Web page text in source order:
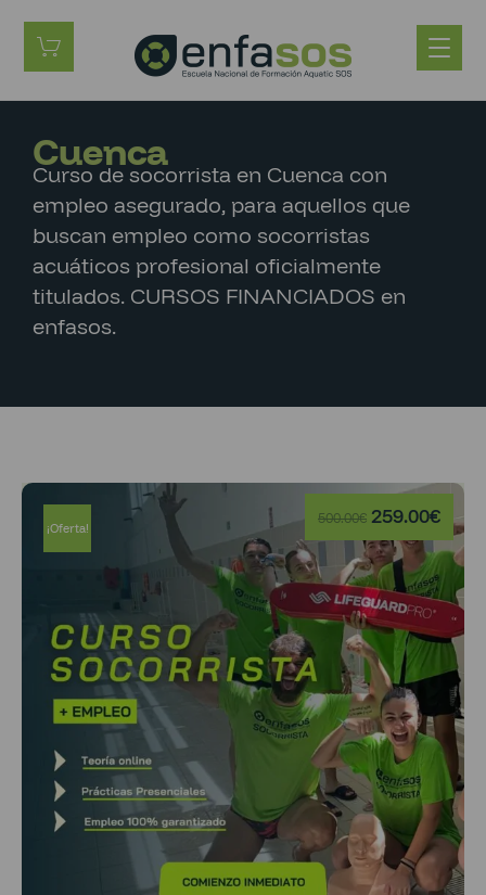
Cuenca
Curso de socorrista en Cuenca con
empleo asegurado, para aquellos que
buscan empleo como socorristas
acuáticos profesional oficialmente
titulados. CURSOS FINANCIADOS en
enfasos.
500.00€ 259.00€
¡Oferta!